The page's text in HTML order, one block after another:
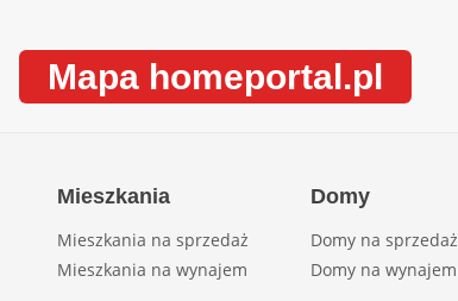
Mapa homeportal.pl
Mieszkania
Mieszkania na sprzedaż
Mieszkania na wynajem
Domy
Domy na sprzedaż
Domy na wynajem